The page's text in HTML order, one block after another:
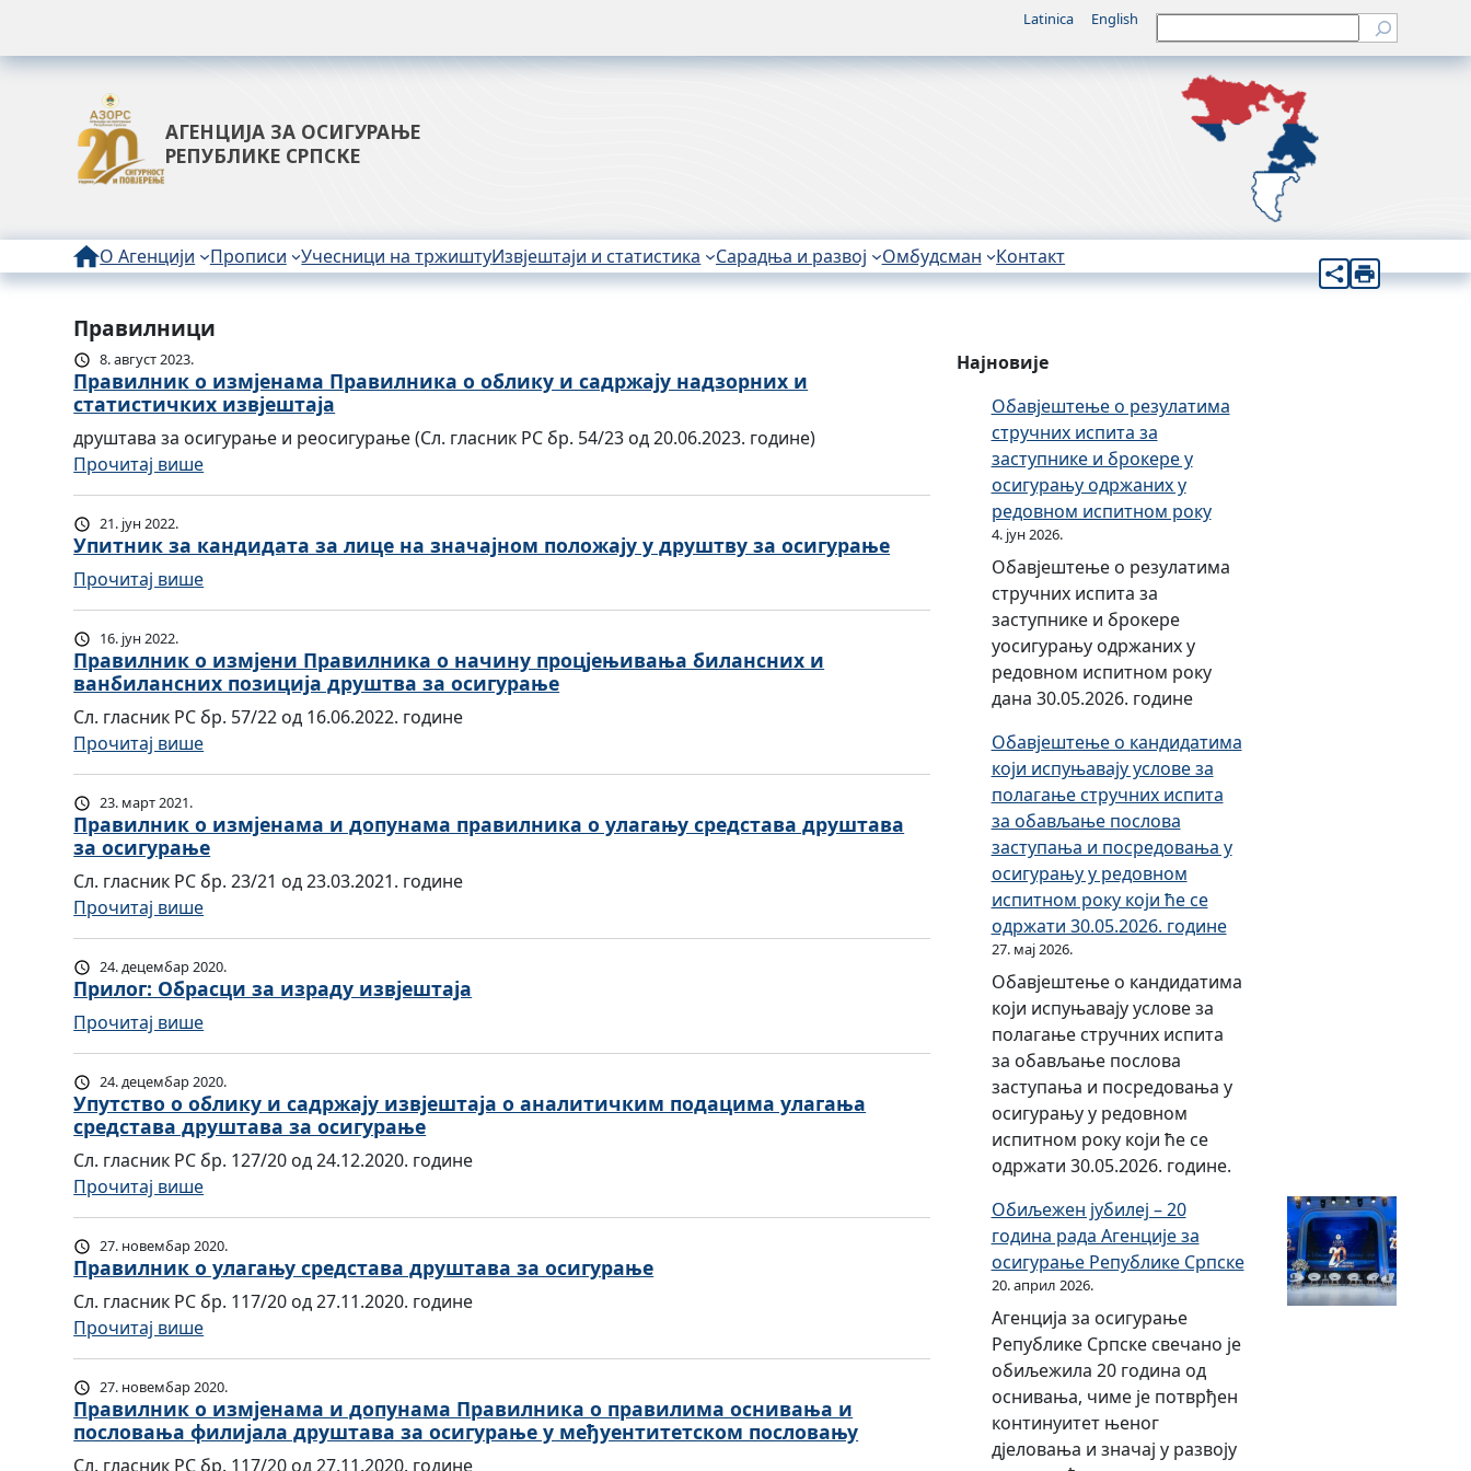
Latinica English Претрага
АГЕНЦИЈА ЗА ОСИГУРАЊЕ
РЕПУБЛИКЕ СРПСКЕ
О Агенцији Прописи Учесници на тржиштуИзвјештаји и статистика Сарадња и развој Омбудсман Контакт
Правилници
8. август 2023.
Правилник о измјенама Правилникa о облику и садржају надзорних и
статистичких извјештаја
друштава за осигурање и реосигурање (Сл. гласник РС бр. 54/23 од 20.06.2023. године)
Прочитај више:
П
а
и
и
к
о
и
з
ј
е
н
а
м
а
П
и
л
н
и
к
a
о
о
б
л
и
к
у
и
с
21. јун 2022.
Упитник за кандидата за лице на значајном положају у друштву за осигурање
Прочитај више:
У
и
т
н
и
к
н
д
и
д
а
т
а
з
а
л
и
ц
а
н
а
ч
а
ј
н
16. јун 2022.
Правилник о измјени Правилника о начину процјењивања билансних и
ванбилансних позиција друштва за осигурање
Сл. гласник РС бр. 57/22 од 16.06.2022. године
Прочитај више:
П
а
в
и
л
к
о
и
з
м
ј
е
н
и
П
р
а
в
и
и
к
23. март 2021.
Правилник о измјенама и допунама правилника о улагању средстава друштава
за осигурање
Сл. гласник РС бр. 23/21 од 23.03.2021. године
Прочитај више:
П
р
а
и
н
и
к
о
и
з
м
ј
е
н
а
м
а
и
д
24. децембар 2020.
Прилог: Обрасци за израду извјештаја
Прочитај више:
П
р
и
л
о
б
р
а
с
ц
и
з
а
24. децембар 2020.
Упутство о облику и садржају извјештаја о аналитичким подацима улагања
средстава друштава за осигурање
Сл. гласник РС бр. 127/20 од 24.12.2020. године
Прочитај више:
У
п
у
т
т
о
о
о
27. новембар 2020.
Правилник о улагању средстава друштава за осигурање
Сл. гласник РС бр. 117/20 од 27.11.2020. године
Прочитај више:
П
р
а
в
и
27. новембар 2020.
Правилник о измјенама и допунама Правилникa о правилима оснивања и
пословања филијала друштава за осигурање у међуентитетском пословању
Сл. гласник РС бр. 117/20 од 27.11.2020. године
Најновије
Обавјештење о резулатима
стручних испита за
заступнике и брокере у
осигурању одржаних у
редовном испитном року
4. јун 2026.
Обавјештење о резулатима
стручних испита за
заступнике и брокере
уосигурању одржаних у
редовном испитном року
дана 30.05.2026. године
Обавјештење о кандидатима
који испуњавају услове за
полагање стручних испита
за обављање послова
заступања и посредовања у
осигурању у редовном
испитном року који ће се
одржати 30.05.2026. године
27. мај 2026.
Обавјештење о кандидатима
који испуњавају услове за
полагање стручних испита
за обављање послова
заступања и посредовања у
осигурању у редовном
испитном року који ће се
одржати 30.05.2026. године.
Обиљежен јубилеј – 20
година рада Агенције за
осигурање Републике Српске
20. април 2026.
Агенција за осигурање
Републике Српске свечано је
обиљежила 20 година од
оснивања, чиме је потврђен
континуитет њеног
дјеловања и значај у развоју